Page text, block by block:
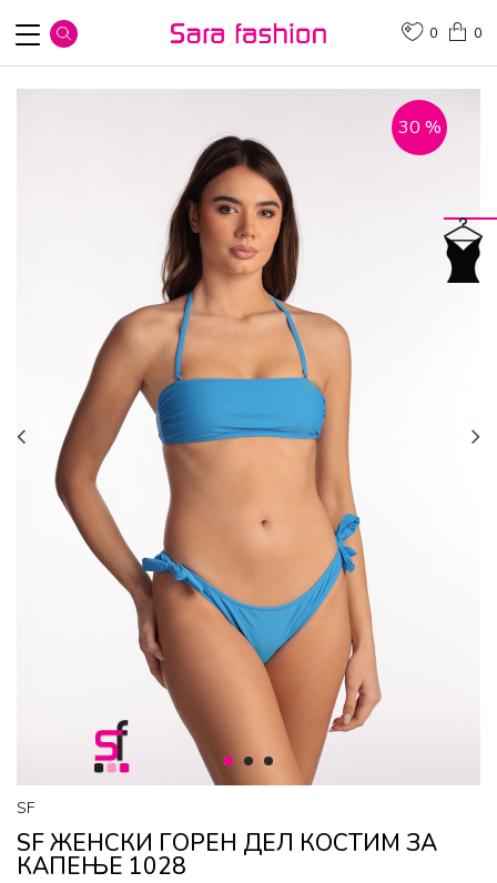
0
0
1 2 3
30 %
SF
SF ЖЕНСКИ ГОРEН ДЕЛ КОСТИМ ЗА
КАПЕЊЕ 1028